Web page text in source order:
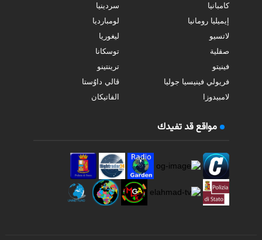
كامبانيا
سردينيا
إيميليا رومانيا
لومبارديا
لاتسيو
ليغوريا
صقلية
توسكانا
فينيتو
ترينتينو
فريولي فينيسيا جوليا
ڤالي داوُستا
لامبيدوزا
الفاتيكان
مواقع قد تفيدك